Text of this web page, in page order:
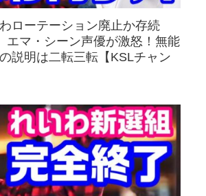
ローテーション廃止か存続
エマ・シーン声優が激怒！無能
説明は二転三転【KSLチャン